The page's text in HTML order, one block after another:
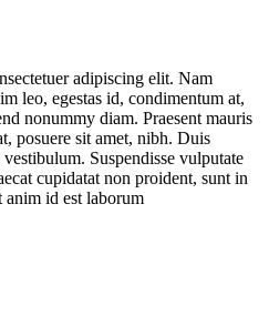
adipiscing elit. Nam
leo, egestas id, condimentum at,
nonummy diam. Praesent mauris
posuere sit amet, nibh. Duis
Suspendisse vulputate
cupidatat non proident, sunt in
id est laborum